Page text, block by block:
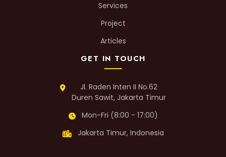
Services
Project
Articles
GET IN TOUCH
Jl. Raden Inten II No.62
Duren Sawit, Jakarta Timur
Mon-Fri (8:00 - 17:00)
Jakarta Timur, Indonesia